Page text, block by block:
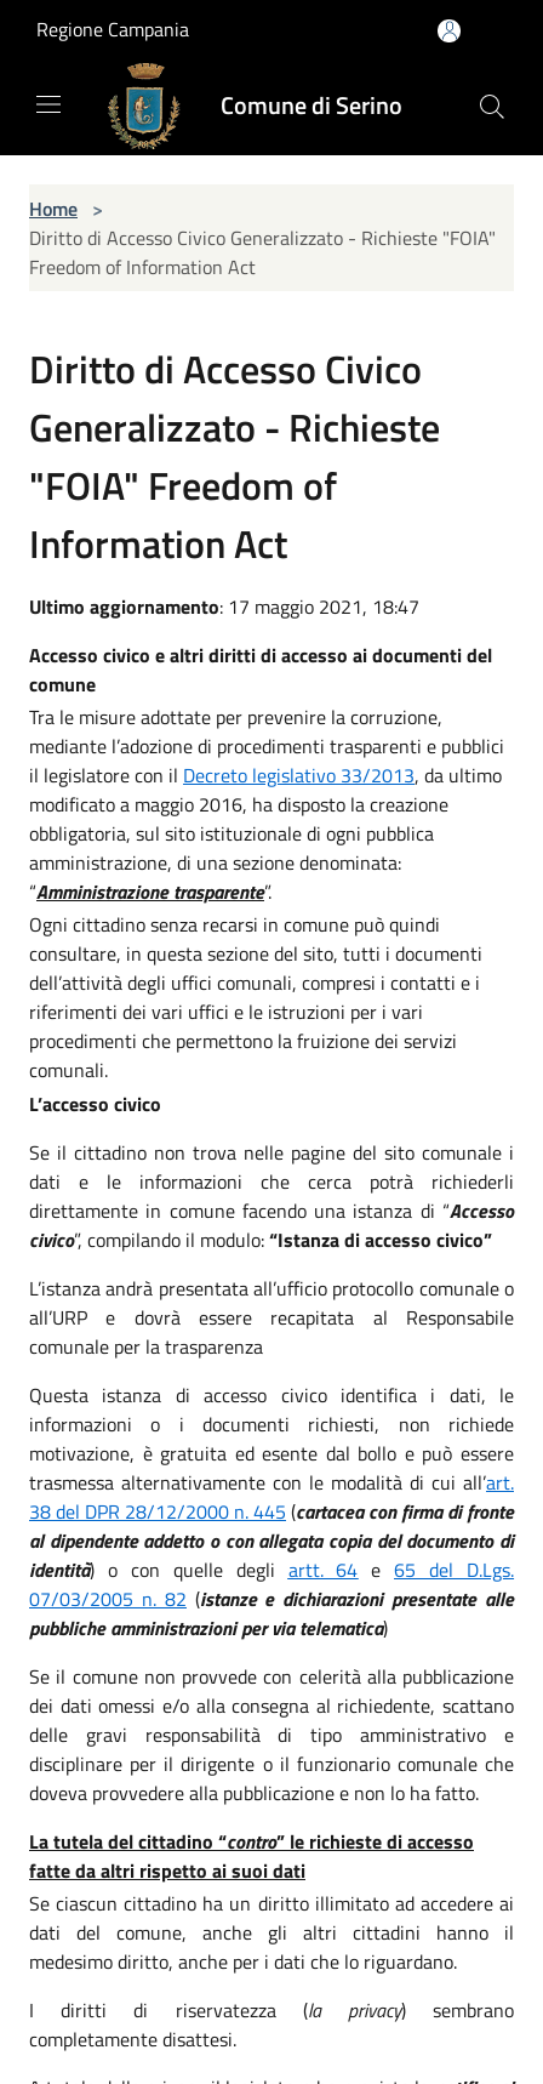
Regione Campania
Comune di Serino
Home >
Diritto di Accesso Civico Generalizzato - Richieste "FOIA"
Freedom of Information Act
Diritto di Accesso Civico
Generalizzato - Richieste
"FOIA" Freedom of
Information Act
Ultimo aggiornamento: 17 maggio 2021, 18:47
Accesso civico e altri diritti di accesso ai documenti del
comune
Tra le misure adottate per prevenire la corruzione,
mediante l’adozione di procedimenti trasparenti e pubblici
il legislatore con il Decreto legislativo 33/2013, da ultimo
modificato a maggio 2016, ha disposto la creazione
obbligatoria, sul sito istituzionale di ogni pubblica
amministrazione, di una sezione denominata:
“Amministrazione trasparente”.
Ogni cittadino senza recarsi in comune può quindi
consultare, in questa sezione del sito, tutti i documenti
dell’attività degli uffici comunali, compresi i contatti e i
riferimenti dei vari uffici e le istruzioni per i vari
procedimenti che permettono la fruizione dei servizi
comunali.
L’accesso civico
Se il cittadino non trova nelle pagine del sito comunale i
dati e le informazioni che cerca potrà richiederli
direttamente in comune facendo una istanza di “Accesso
civico”, compilando il modulo:“Istanza di accesso civico”
L’istanza andrà presentata all’ufficio protocollo comunale o
all’URP e dovrà essere recapitata al Responsabile
comunale per la trasparenza
Questa istanza di accesso civico identifica i dati, le
informazioni o i documenti richiesti, non richiede
motivazione, è gratuita ed esente dal bollo e può essere
trasmessa alternativamente con le modalità di cui all’art.
38 del DPR 28/12/2000 n. 445 (cartacea con firma di fronte
al dipendente addetto o con allegata copia del documento di
identità) o con quelle degli artt. 64 e65 del D.Lgs.
07/03/2005 n. 82 (istanze e dichiarazioni presentate alle
pubbliche amministrazioni per via telematica)
Se il comune non provvede con celerità alla pubblicazione
dei dati omessi e/o alla consegna al richiedente, scattano
delle gravi responsabilità di tipo amministrativo e
disciplinare per il dirigente o il funzionario comunale che
doveva provvedere alla pubblicazione e non lo ha fatto.
La tutela del cittadino “contro” le richieste di accesso
fatte da altri rispetto ai suoi dati
Se ciascun cittadino ha un diritto illimitato ad accedere ai
dati del comune, anche gli altri cittadini hanno il
medesimo diritto, anche per i dati che lo riguardano.
I diritti di riservatezza (la privacy) sembrano
completamente disattesi.